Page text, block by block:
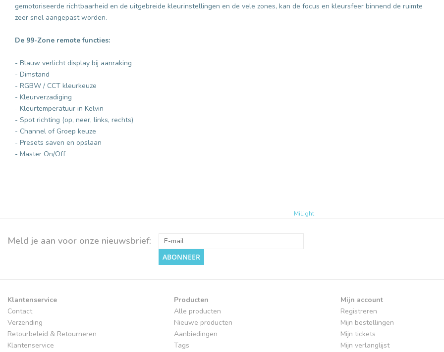
gemotoriseerde richtbaarheid en de uitgebreide kleurinstellingen en de vele zones, kan de focus en kleursfeer binnend de ruimte
zeer snel aangepast worden.
De 99-Zone remote functies:
- Blauw verlicht display bij aanraking
- Dimstand
- RGBW / CCT kleurkeuze
- Kleurverzadiging
- Kleurtemperatuur in Kelvin
- Spot richting (op, neer, links, rechts)
- Channel of Groep keuze
- Presets saven en opslaan
- Master On/Off
MiLight
Meld je aan voor onze nieuwsbrief:
ABONNEER
Klantenservice
Contact
Verzending
Retourbeleid & Retourneren
Klantenservice
Producten
Alle producten
Nieuwe producten
Aanbiedingen
Tags
Mijn account
Registreren
Mijn bestellingen
Mijn tickets
Mijn verlanglijst